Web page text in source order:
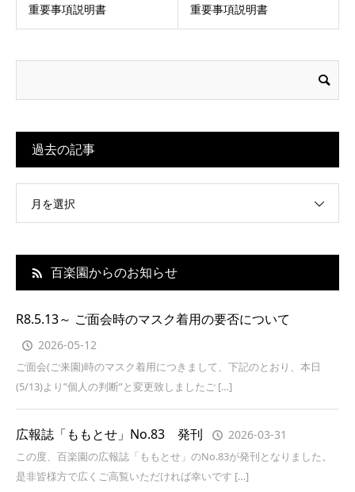
重要事項説明書
重要事項説明書
過去の記事
月を選択
百楽園からのお知らせ
R8.5.13～ ご面会時のマスク着用の要否について
2026-05-12
ご面会(ご来園)時のマスク着用につきまして、下記のとおり、本日
(5/13)より”個人の判断”と変更致しましたご […]
広報誌「ももとせ」No.83 発刊 2026-03-31
この度、百楽園の広報誌「ももとせ」のNo.83が発刊となりました。
是非皆様方で広くご高覧いただければ幸いです […]